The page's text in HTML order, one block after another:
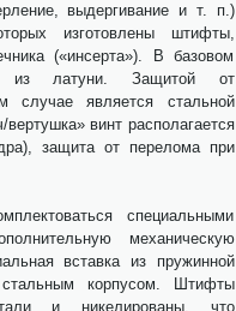
выдергивание и т. п.)
изготовлены штифты,
(«инсерта»). В базовом
из латуни. Защитой от
случае является стальной
винт располагается
защита от перелома при
специальными
механическую
вставка из пружинной
корпусом. Штифты
и никелированы, что